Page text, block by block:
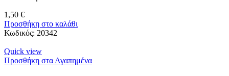
1,50 €
Προσθήκη στο καλάθι
Κωδικός: 20342
Quick view
Προσθήκη στα Αγαπημένα